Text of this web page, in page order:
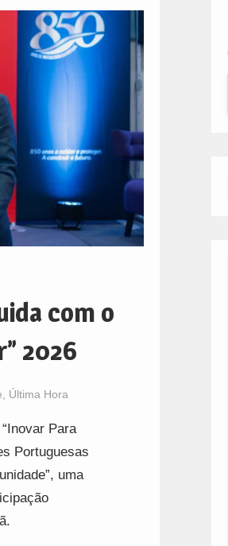
com o
2026
Última Hora
Para
Portuguesas
uma